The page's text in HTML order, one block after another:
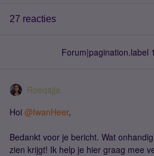
27 reacties
Forum|pagination.label
Roeqajja
Hoi @IwanHeer,
Bedankt voor je bericht. Wat
zien krijgt! Ik help je hier graag mee